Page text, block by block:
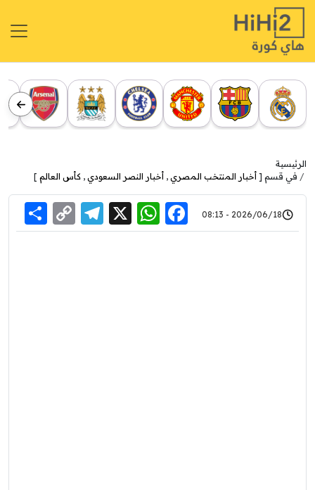
الرئيسية
في قسم [ أخبار المنتخب المصري , أخبار النصر السعودي , كأس العالم ]
2026/06/18 - 08:13
Facebook
WhatsApp
X
Link